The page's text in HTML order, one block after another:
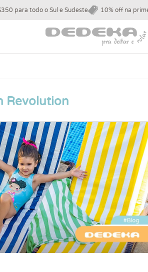
para todo o Sul e Sudeste 10% off na
Revolution